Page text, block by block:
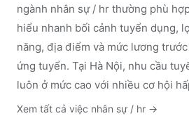
ngành nhân sự / hr thường phù
hiểu nhanh bối cảnh tuyển dụng,
năng, địa điểm và mức lương
ứng tuyển. Tại Hà Nội, nhu cầu
luôn ở mức cao với nhiều cơ hội
Xem tất cả việc nhân sự / hr →